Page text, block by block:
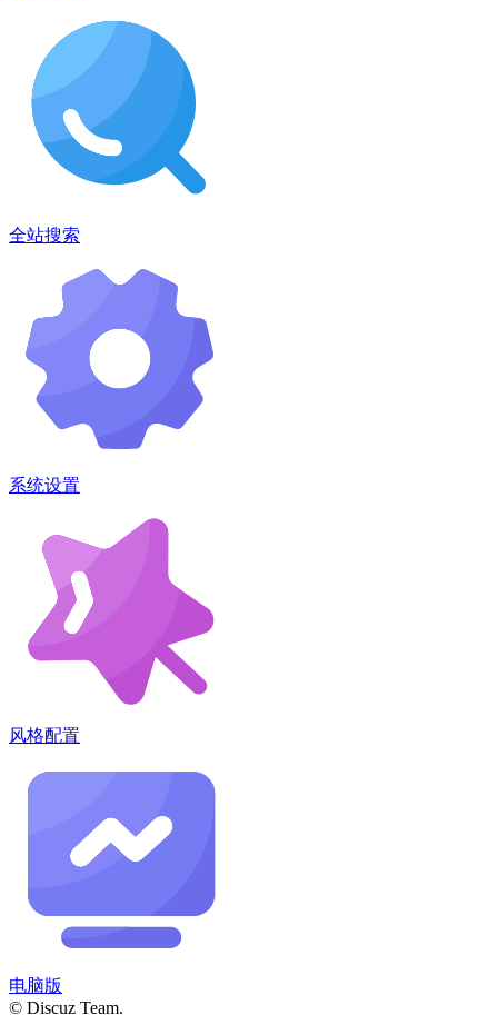
全站搜索
系统设置
风格配置
电脑版
© Discuz Team.